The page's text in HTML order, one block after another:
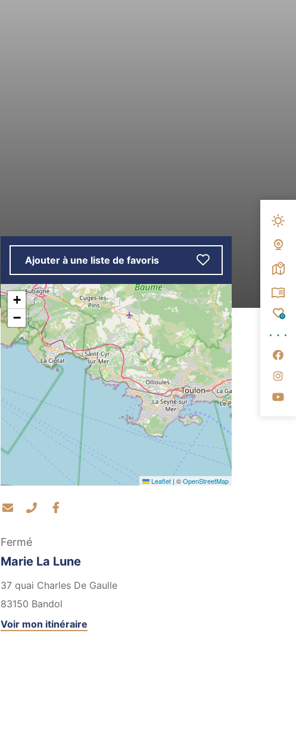
0
Ajouter à une liste de favoris
+
−
Leaflet | ©OpenStreetMap
Contacter par mail
Contacter par téléphone
Fermé
Marie La Lune
37 quai Charles De Gaulle
83150 Bandol
Voir mon itinéraire